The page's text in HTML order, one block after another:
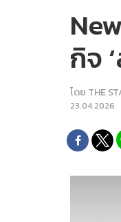
กิจ
โดย THE
23.04.2026